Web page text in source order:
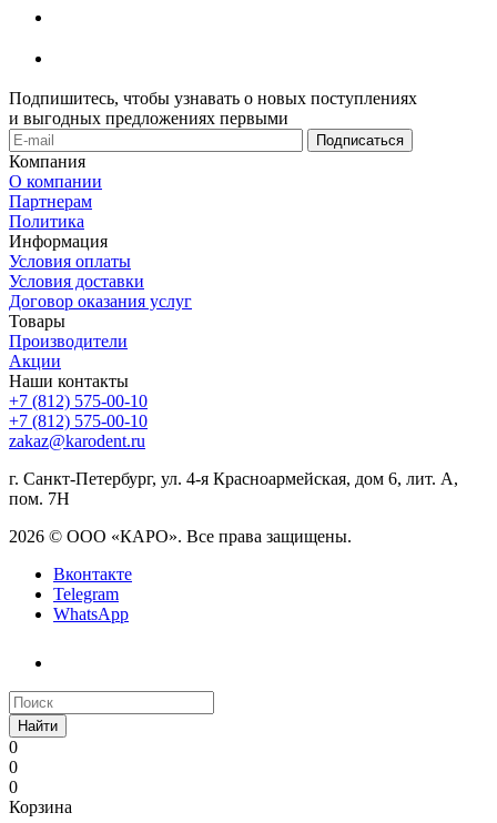
Подпишитесь, чтобы узнавать о новых поступлениях
и выгодных предложениях первыми
Компания
О компании
Партнерам
Политика
Информация
Условия оплаты
Условия доставки
Договор оказания услуг
Товары
Производители
Акции
Наши контакты
+7 (812) 575-00-10
+7 (812) 575-00-10
zakaz@karodent.ru
г. Санкт-Петербург, ул. 4-я Красноармейская, дом 6, лит. А,
пом. 7Н
2026 © ООО «КАРО». Все права защищены.
Вконтакте
Telegram
WhatsApp
Найти
0
0
0
Корзина